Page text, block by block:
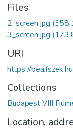
Files
2_screen.jpg
3_screen.jpg
URI
https://
Collections
Budapest VIII
Location,